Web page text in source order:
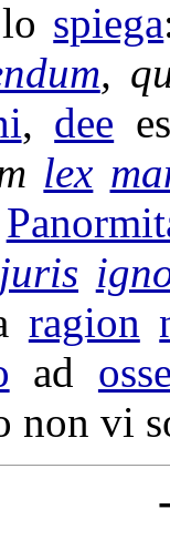
spiega
,
, dee
lex
juris
ragion
ad
non vi